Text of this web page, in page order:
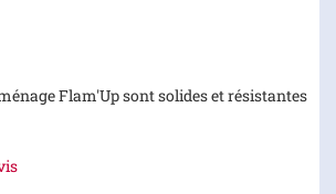
Flam'Up sont solides et résistantes